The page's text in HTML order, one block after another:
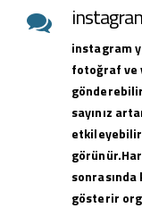
instagram
fotoğraf ve
sayınız
sonrasında
gösterir